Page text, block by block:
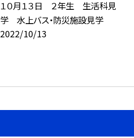
１０月１３日 ２年生 生活科見
学 水上バス・防災施設見学
2022/10/13